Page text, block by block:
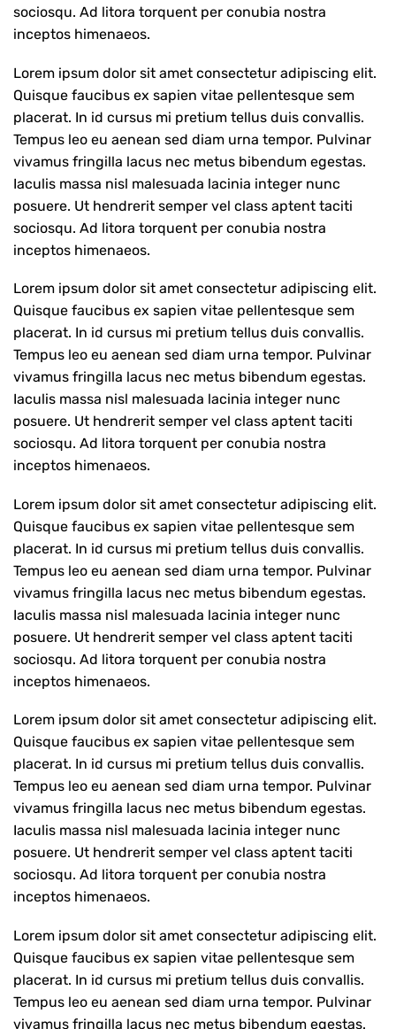
sociosqu. Ad litora torquent per conubia nostra
inceptos himenaeos.
Lorem ipsum dolor sit amet consectetur adipiscing elit.
Quisque faucibus ex sapien vitae pellentesque sem
placerat. In id cursus mi pretium tellus duis convallis.
Tempus leo eu aenean sed diam urna tempor. Pulvinar
vivamus fringilla lacus nec metus bibendum egestas.
Iaculis massa nisl malesuada lacinia integer nunc
posuere. Ut hendrerit semper vel class aptent taciti
sociosqu. Ad litora torquent per conubia nostra
inceptos himenaeos.
Lorem ipsum dolor sit amet consectetur adipiscing elit.
Quisque faucibus ex sapien vitae pellentesque sem
placerat. In id cursus mi pretium tellus duis convallis.
Tempus leo eu aenean sed diam urna tempor. Pulvinar
vivamus fringilla lacus nec metus bibendum egestas.
Iaculis massa nisl malesuada lacinia integer nunc
posuere. Ut hendrerit semper vel class aptent taciti
sociosqu. Ad litora torquent per conubia nostra
inceptos himenaeos.
Lorem ipsum dolor sit amet consectetur adipiscing elit.
Quisque faucibus ex sapien vitae pellentesque sem
placerat. In id cursus mi pretium tellus duis convallis.
Tempus leo eu aenean sed diam urna tempor. Pulvinar
vivamus fringilla lacus nec metus bibendum egestas.
Iaculis massa nisl malesuada lacinia integer nunc
posuere. Ut hendrerit semper vel class aptent taciti
sociosqu. Ad litora torquent per conubia nostra
inceptos himenaeos.
Lorem ipsum dolor sit amet consectetur adipiscing elit.
Quisque faucibus ex sapien vitae pellentesque sem
placerat. In id cursus mi pretium tellus duis convallis.
Tempus leo eu aenean sed diam urna tempor. Pulvinar
vivamus fringilla lacus nec metus bibendum egestas.
Iaculis massa nisl malesuada lacinia integer nunc
posuere. Ut hendrerit semper vel class aptent taciti
sociosqu. Ad litora torquent per conubia nostra
inceptos himenaeos.
Lorem ipsum dolor sit amet consectetur adipiscing elit.
Quisque faucibus ex sapien vitae pellentesque sem
placerat. In id cursus mi pretium tellus duis convallis.
Tempus leo eu aenean sed diam urna tempor. Pulvinar
vivamus fringilla lacus nec metus bibendum egestas.